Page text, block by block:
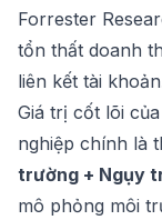
Forrester
tổn thất doanh
liên kết tài
Giá trị cốt lõi
nghiệp chính là
trường + Ngụy
mô phỏng môi